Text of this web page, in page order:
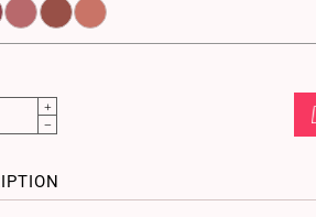
MUR856997
MUR857000
MUR856973
MUR857024